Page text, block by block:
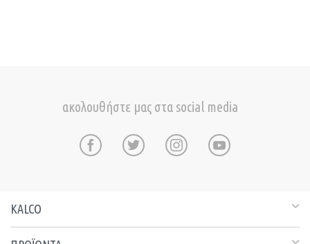
ακολουθήστε μας στα social media
KALCO